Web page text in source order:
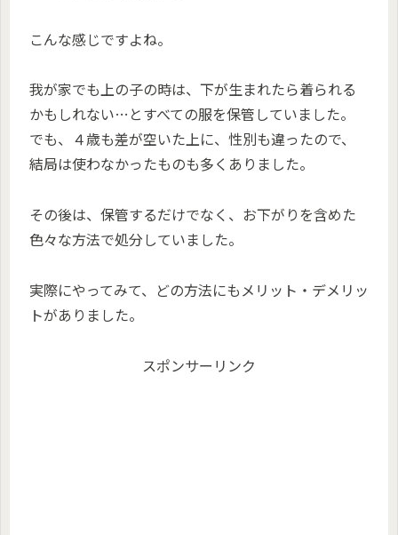
こんな感じですよね。
我が家でも上の子の時は、下が生まれたら着られる
かもしれない…とすべての服を保管していました。
でも、４歳も差が空いた上に、性別も違ったので、
結局は使わなかったものも多くありました。
その後は、保管するだけでなく、お下がりを含めた
色々な方法で処分していました。
実際にやってみて、どの方法にもメリット・デメリッ
トがありました。
スポンサーリンク